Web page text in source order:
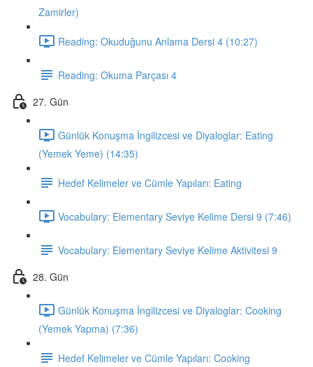
Zamirler)
Reading: Okuduğunu Anlama Dersi 4 (10:27)
Reading: Okuma Parçası 4
27. Gün
Günlük Konuşma İngilizcesi ve Diyaloglar: Eating
(Yemek Yeme) (14:35)
Hedef Kelimeler ve Cümle Yapıları: Eating
Vocabulary: Elementary Seviye Kelime Dersi 9 (7:46)
Vocabulary: Elementary Seviye Kelime Aktivitesi 9
28. Gün
Günlük Konuşma İngilizcesi ve Diyaloglar: Cooking
(Yemek Yapma) (7:36)
Hedef Kelimeler ve Cümle Yapıları: Cooking